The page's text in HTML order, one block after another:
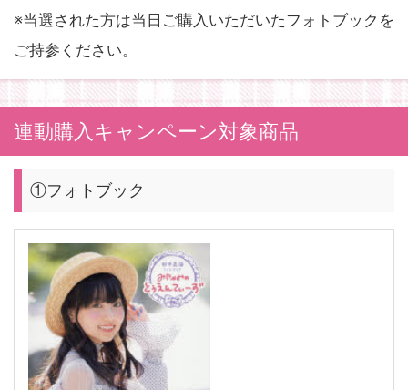
※当選された方は当日ご購入いただいたフォトブックを
ご持参ください。
連動購入キャンペーン対象商品
①フォトブック